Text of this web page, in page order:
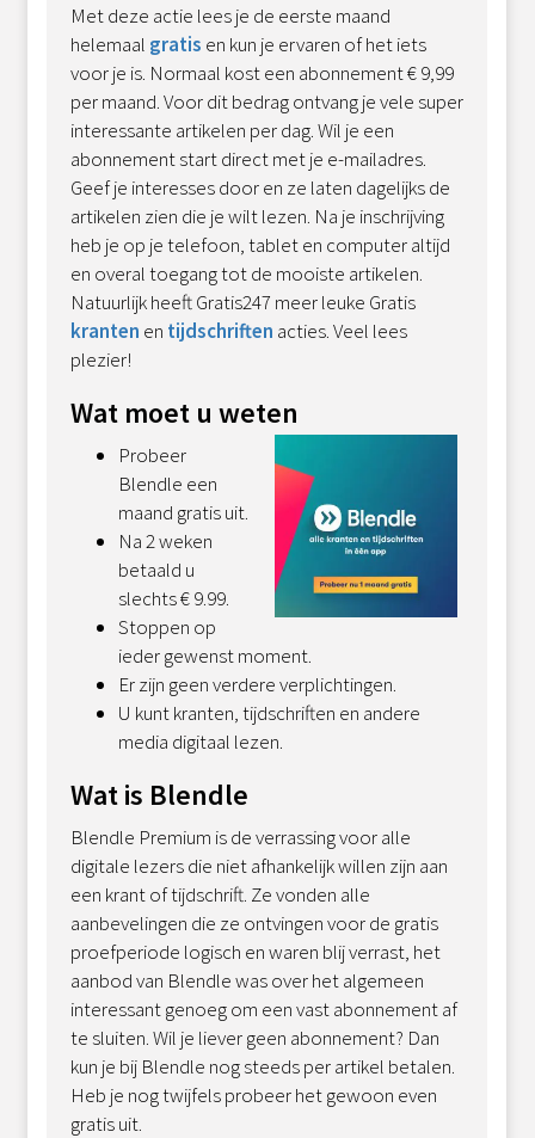
Met deze actie lees je de eerste maand
helemaal gratis en kun je ervaren of het iets
voor je is. Normaal kost een abonnement € 9,99
per maand. Voor dit bedrag ontvang je vele super
interessante artikelen per dag. Wil je een
abonnement start direct met je e-mailadres.
Geef je interesses door en ze laten dagelijks de
artikelen zien die je wilt lezen. Na je inschrijving
heb je op je telefoon, tablet en computer altijd
en overal toegang tot de mooiste artikelen.
Natuurlijk heeft Gratis247 meer leuke Gratis
kranten en tijdschriften acties. Veel lees
plezier!
Wat moet u weten
Probeer
Blendle een
maand gratis uit.
Na 2 weken
betaald u
slechts € 9.99.
Stoppen op
ieder gewenst moment.
Er zijn geen verdere verplichtingen.
U kunt kranten, tijdschriften en andere
media digitaal lezen.
Wat is Blendle
Blendle Premium is de verrassing voor alle
digitale lezers die niet afhankelijk willen zijn aan
een krant of tijdschrift. Ze vonden alle
aanbevelingen die ze ontvingen voor de gratis
proefperiode logisch en waren blij verrast, het
aanbod van Blendle was over het algemeen
interessant genoeg om een vast abonnement af
te sluiten. Wil je liever geen abonnement? Dan
kun je bij Blendle nog steeds per artikel betalen.
Heb je nog twijfels probeer het gewoon even
gratis uit.